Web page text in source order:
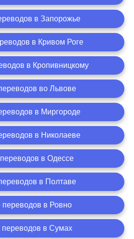
в Запорожье
в Кривом Роге
в Кропивницкому
во Львове
в Миргороде
в Николаеве
в Одессе
в Полтаве
в Ровно
в Сумах